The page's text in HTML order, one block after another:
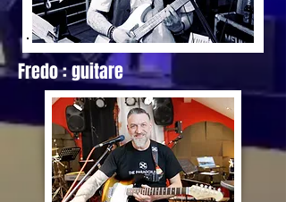
Fredo : guitare